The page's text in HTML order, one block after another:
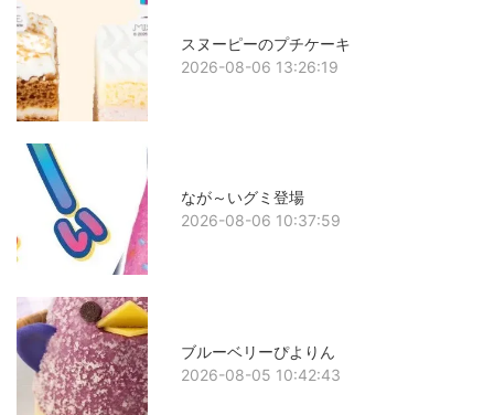
スヌーピーのプチケーキ
2026-08-06 13:26:19
なが～いグミ登場
2026-08-06 10:37:59
ブルーベリーぴよりん
2026-08-05 10:42:43